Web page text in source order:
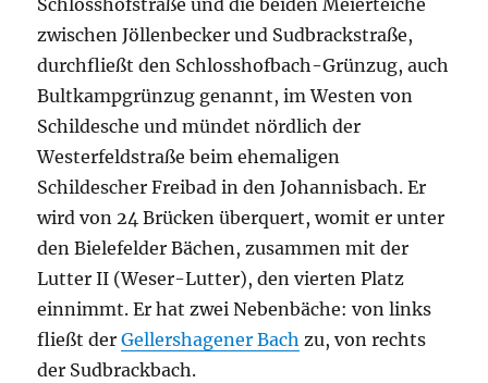
Schlosshofstraße und die beiden Meierteiche
zwischen Jöllenbecker und Sudbrackstraße,
durchfließt den Schlosshofbach-Grünzug, auch
Bultkampgrünzug genannt, im Westen von
Schildesche und mündet nördlich der
Westerfeldstraße beim ehemaligen
Schildescher Freibad in den Johannisbach. Er
wird von 24 Brücken überquert, womit er unter
den Bielefelder Bächen, zusammen mit der
Lutter II (Weser-Lutter), den vierten Platz
einnimmt. Er hat zwei Nebenbäche: von links
fließt derGellershagener Bach zu, von rechts
der Sudbrackbach.